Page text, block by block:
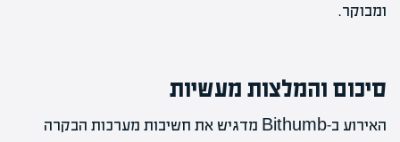
ומבוקר.
סיכום והמלצות מעשיות
האירוע ב-Bithumb מדגיש את חשיבות מערכות הבקרה